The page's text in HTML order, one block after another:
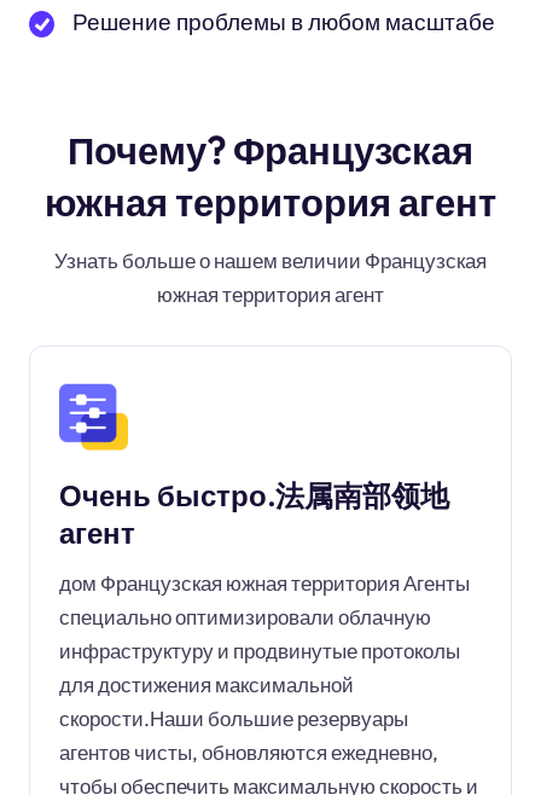
Решение проблемы в любом масштабе
Почему? Французская
южная территория агент
Узнать больше о нашем величии Французская
южная территория агент
Очень быстро.法属南部领地
агент
дом Французская южная территория Агенты
специально оптимизировали облачную
инфраструктуру и продвинутые протоколы
для достижения максимальной
скорости.Наши большие резервуары
агентов чисты, обновляются ежедневно,
чтобы обеспечить максимальную скорость и